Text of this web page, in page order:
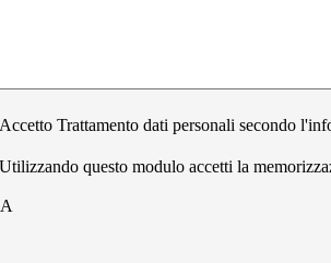
Accetto Trattamento dati personali secondo
Utilizzando questo modulo accetti la